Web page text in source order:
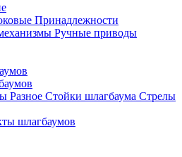
Принадлежности
Ручные приводы
Разное Стойки шлагбаума Стрелы
шлагбаумов